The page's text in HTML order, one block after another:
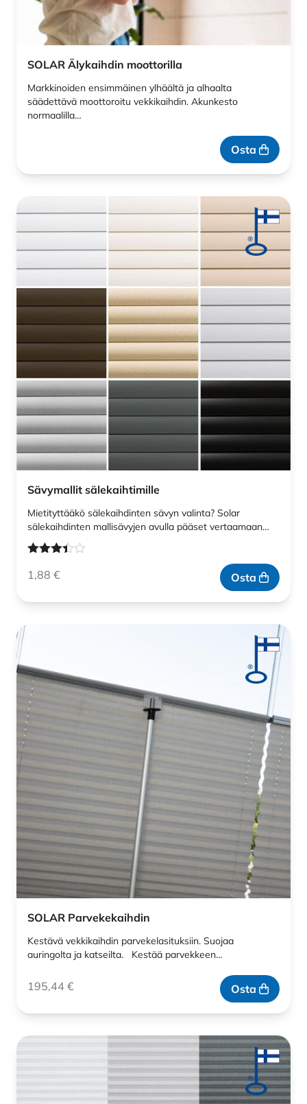
SOLAR Älykaihdin moottorilla
Markkinoiden ensimmäinen ylhäältä ja alhaalta
säädettävä moottoroitu vekkikaihdin. Akunkesto
normaalilla…
Osta
Sävymallit sälekaihtimille
Mietityttääkö sälekaihdinten sävyn valinta? Solar
sälekaihdinten mallisävyjen avulla pääset vertaamaan…
tuotteesta:
1,88 € Osta
SOLAR Parvekekaihdin
Kestävä vekkikaihdin parvekelasituksiin. Suojaa
auringolta ja katseilta. Kestää parvekkeen…
195,44 € Osta